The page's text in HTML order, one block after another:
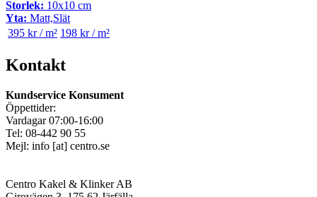
Storlek: 10x10 cm
Yta: Matt,Slät
395 kr / m² 198 kr / m²
Kontakt
Kundservice Konsument
Öppettider:
Vardagar 07:00-16:00
Tel: 08-442 90 55
Mejl: info [at] centro.se
Centro Kakel & Klinker AB